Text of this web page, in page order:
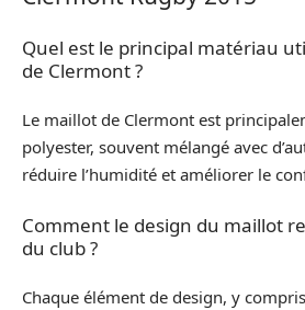
Quel est le principal matériau
de Clermont ?
Le maillot de Clermont est
polyester, souvent mélangé avec
réduire l’humidité et améliorer le
Comment le design du maillot
du club ?
Chaque élément de design, y